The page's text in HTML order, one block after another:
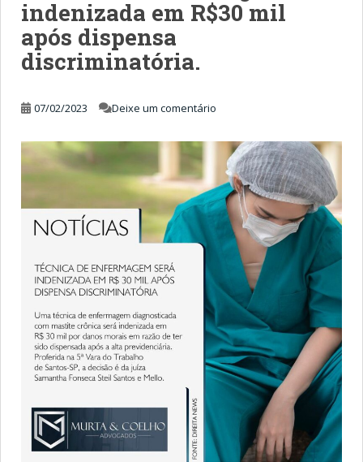
indenizada em R$30 mil
após dispensa
discriminatória.
07/02/2023 Deixe um comentário